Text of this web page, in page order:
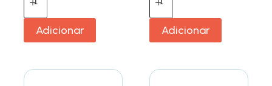
Adicionar Adicionar